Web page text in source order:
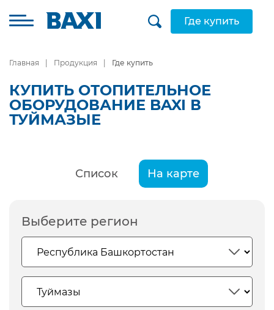
Где купить
Главная Продукция Где купить
КУПИТЬ ОТОПИТЕЛЬНОЕ
ОБОРУДОВАНИЕ BAXI В
ТУЙМАЗЫЕ
Список На карте
Выберите регион